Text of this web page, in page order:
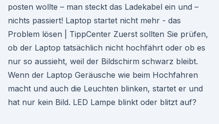
posten wollte – man steckt das Ladekabel ein und –
nichts passiert! Laptop startet nicht mehr - das
Problem lösen | TippCenter Zuerst sollten Sie prüfen,
ob der Laptop tatsächlich nicht hochfährt oder ob es
nur so aussieht, weil der Bildschirm schwarz bleibt.
Wenn der Laptop Geräusche wie beim Hochfahren
macht und auch die Leuchten blinken, startet er und
hat nur kein Bild. LED Lampe blinkt oder blitzt auf?